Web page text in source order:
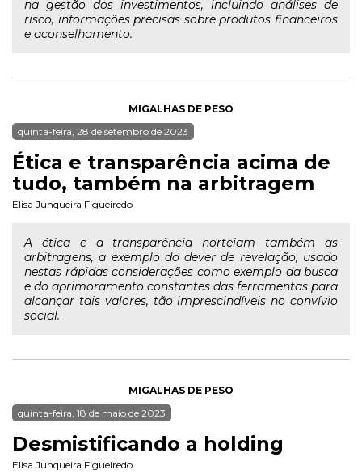
na gestão dos investimentos, incluindo análises de
risco, informações precisas sobre produtos financeiros
e aconselhamento.
MIGALHAS DE PESO
quinta-feira, 28 de setembro de 2023
Ética e transparência acima de
tudo, também na arbitragem
Elisa Junqueira Figueiredo
A ética e a transparência norteiam também as
arbitragens, a exemplo do dever de revelação, usado
nestas rápidas considerações como exemplo da busca
e do aprimoramento constantes das ferramentas para
alcançar tais valores, tão imprescindíveis no convívio
social.
MIGALHAS DE PESO
quinta-feira, 18 de maio de 2023
Desmistificando a holding
Elisa Junqueira Figueiredo